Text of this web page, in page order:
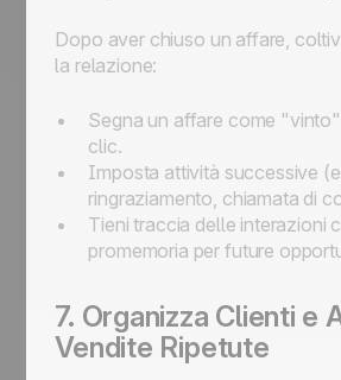
Dopo aver chiuso un affare,
la relazione:
Segna un affare come
clic.
Imposta attività successive
ringraziamento, chiamata di
Tieni traccia delle interazioni
promemoria per future
7. Organizza Clienti e
Vendite Ripetute